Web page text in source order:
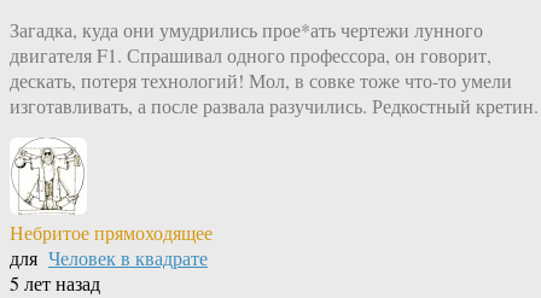
Загадка, куда они умудрились прое*ать чертежи лунного
двигателя F1. Спрашивал одного профессора, он говорит,
дескать, потеря технологий! Мол, в совке тоже что-то умели
изготавливать, а после развала разучились. Редкостный кретин.
Небритое прямоходящее
для Человек в квадрате
5 лет назад